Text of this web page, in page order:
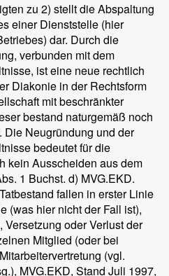
zu 2) stellt die Abspaltung
einer Dienststelle (hier
dar. Durch die
verbunden mit dem
ist eine neue rechtlich
Diakonie in der Rechtsform
mit beschränkter
bestand naturgemäß noch
Die Neugründung und der
bedeutet für die
kein Ausscheiden aus dem
1 Buchst. d) MVG.EKD.
fallen in erster Linie
(was hier nicht der Fall ist),
oder Verlust der
Mitglied (oder bei
(vgl.
MVG.EKD, Stand Juli 1997,